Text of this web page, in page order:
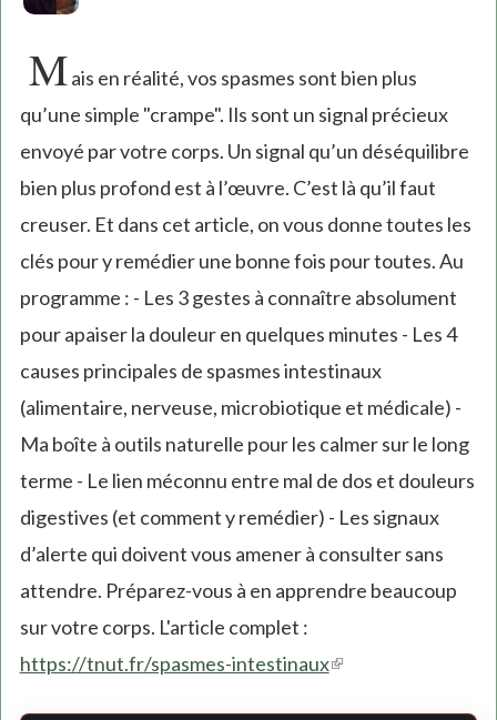
Mais en réalité, vos spasmes sont bien plus
qu’une simple "crampe". Ils sont un signal précieux
envoyé par votre corps. Un signal qu’un déséquilibre
bien plus profond est à l’œuvre. C’est là qu’il faut
creuser. Et dans cet article, on vous donne toutes les
clés pour y remédier une bonne fois pour toutes. Au
programme : - Les 3 gestes à connaître absolument
pour apaiser la douleur en quelques minutes - Les 4
causes principales de spasmes intestinaux
(alimentaire, nerveuse, microbiotique et médicale) -
Ma boîte à outils naturelle pour les calmer sur le long
terme - Le lien méconnu entre mal de dos et douleurs
digestives (et comment y remédier) - Les signaux
d’alerte qui doivent vous amener à consulter sans
attendre. Préparez-vous à en apprendre beaucoup
sur votre corps. L'article complet :
https://tnut.fr/spasmes-intestinaux(link